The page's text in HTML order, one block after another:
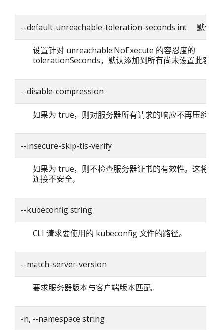
--default-unreachable-toleration-seconds int 默认值
设置针对 unreachable:NoExecute 的容忍度的
tolerationSeconds，默认添加到所有尚未设置此容忍
--disable-compression
如果为 true，则对服务器所有请求的响应不再压缩。
--insecure-skip-tls-verify
如果为 true，则不检查服务器证书的有效性。这将使
连接不安全。
--kubeconfig string
CLI 请求要使用的 kubeconfig 文件的路径。
--match-server-version
要求服务器版本与客户端版本匹配。
-n, --namespace string